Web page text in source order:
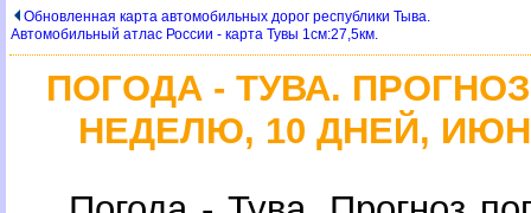
Обновленная карта автомобильных дорог республики Тыва.
Автомобильный атлас России - карта Тувы 1см:27,5км.
ПОГОДА - ТУВА.
НЕДЕЛЮ, 10 ДНЕЙ,